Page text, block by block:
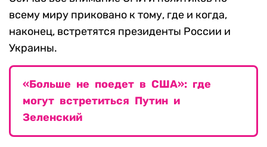
всему миру приковано к тому, где и когда,
наконец, встретятся президенты России и
Украины.
«Больше не поедет в США»: где
могут встретиться Путин и
Зеленский